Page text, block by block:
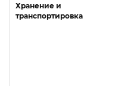
Хранение и
транспортировка